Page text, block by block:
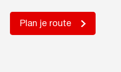
Plan je route